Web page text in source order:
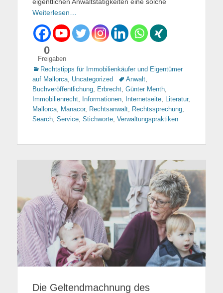
eigentlichen Anwaltstätigkeiten eine solche
Weiterlesen…
0
Freigaben
Kategorien
Rechtstipps für Immobilienkäufer und Eigentümer
auf Mallorca, Uncategorized TagsAnwalt,
Buchveröffentlichung, Erbrecht, Günter Menth,
Immobilienrecht, Informationen, Internetseite, Literatur,
Mallorca, Manacor, Rechtsanwalt, Rechtssprechung,
Search, Service, Stichworte, Verwaltungspraktiken
Die Geltendmachnung des